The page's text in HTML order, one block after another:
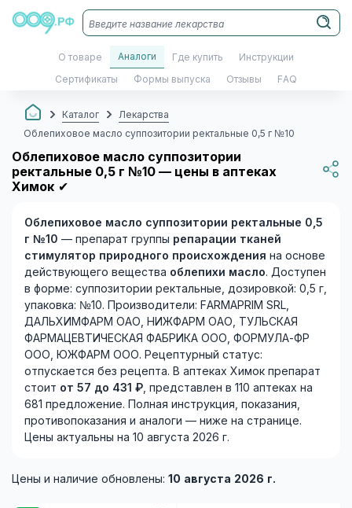
О товаре Аналоги Где купить Инструкции
Сертификаты Формы выпуска Отзывы FAQ
Каталог
Лекарства
Облепиховое масло суппозитории ректальные 0,5 г №10
Облепиховое масло суппозитории
ректальные 0,5 г №10 — цены в аптеках
Химок ✔
Облепиховое масло суппозитории ректальные 0,5
г №10 — препарат группы репарации тканей
стимулятор природного происхождения на основе
действующего вещества облепихи масло. Доступен
в форме: суппозитории ректальные, дозировкой: 0,5 г,
упаковка: №10. Производители: FARMAPRIM SRL,
ДАЛЬХИМФАРМ ОАО, НИЖФАРМ ОАО, ТУЛЬСКАЯ
ФАРМАЦЕВТИЧЕСКАЯ ФАБРИКА OOO, ФОРМУЛА-ФР
ООО, ЮЖФАРМ ООО. Рецептурный статус:
отпускается без рецепта. В аптеках Химок препарат
стоит от 57 до 431 ₽, представлен в 110 аптеках на
681 предложение. Полная инструкция, показания,
противопоказания и аналоги — ниже на странице.
Цены актуальны на 10 августа 2026 г.
Цены и наличие обновлены: 10 августа 2026 г.